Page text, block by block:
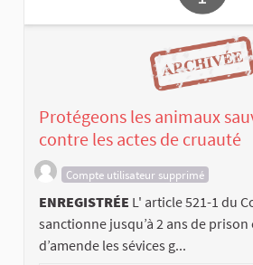
Protégeons les animaux
contre les actes de cruauté
Compte utilisateur supprimé
ENREGISTRÉE L' article 521-1 du
sanctionne jusqu’à 2 ans de prison
d’amende les sévices g...